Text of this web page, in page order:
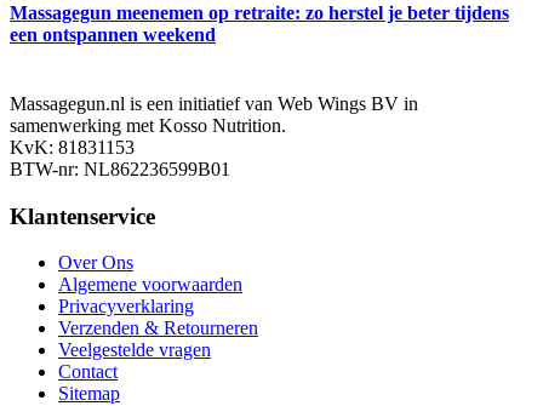
Massagegun meenemen op retraite: zo herstel je beter tijdens
een ontspannen weekend
Massagegun.nl is een initiatief van Web Wings BV in
samenwerking met Kosso Nutrition.
KvK: 81831153
BTW-nr: NL862236599B01
Klantenservice
Over Ons
Algemene voorwaarden
Privacyverklaring
Verzenden & Retourneren
Veelgestelde vragen
Contact
Sitemap